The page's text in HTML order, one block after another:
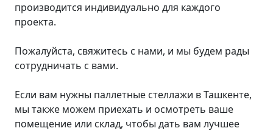
производится индивидуально для каждого
проекта.
Пожалуйста, свяжитесь с нами, и мы будем рады
сотрудничать с вами.
Если вам нужны паллетные стеллажи в Ташкенте,
мы также можем приехать и осмотреть ваше
помещение или склад, чтобы дать вам лучшее